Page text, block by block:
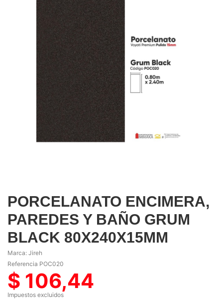
PORCELANATO ENCIMERA,
PAREDES Y BAÑO GRUM
BLACK 80X240X15MM
Marca: Jireh
Referencia POC020
$ 106,44
Impuestos excluidos